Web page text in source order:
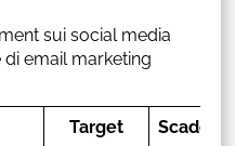
sui social media
email marketing
Target